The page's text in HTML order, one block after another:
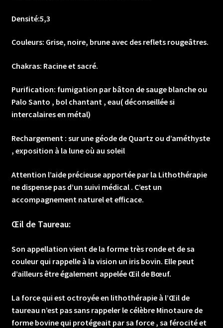
Densité:5,3
Couleurs: Grise, noire, brune avec des reflets rougeâtres.
Chakras: Racine et sacré.
Purification: fumigation par bâton de sauge blanche ou
Palo Santo , bol chantant , eau( déconseillée si
intercalaires en métal)
Rechargement : sur une géode de Quartz ou d’améthyste
, exposition à la lune où au soleil
Attention l’aide précieuse apportée par la Lithothérapie
ne dispense pas d’un suivi médical . C’est un
accompagnement naturel et efficace.
Œil de Taureau:
Son appellation vient de la forme très ronde et de sa
couleur qui rappelle à la vision un iris bovin. Elle peut
d’ailleurs être également appelée Œil de Bœuf.
La force qui est octroyée en lithothérapie à l’Œil de
taureau n’est pas sans rappeler le célèbre Minotaure de
forme bovine qui protégeait par sa force , sa férocité et